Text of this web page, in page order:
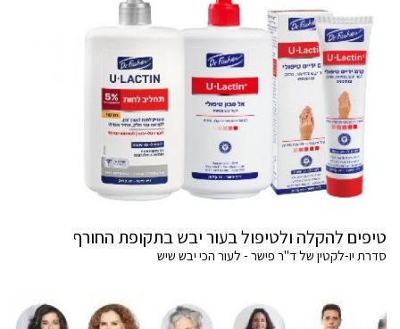
טיפים להקלה ולטיפול בעור יבש בתקופת החורף
סדרת יו-לקטין של ד"ר פישר - לעור הכי יבש שיש